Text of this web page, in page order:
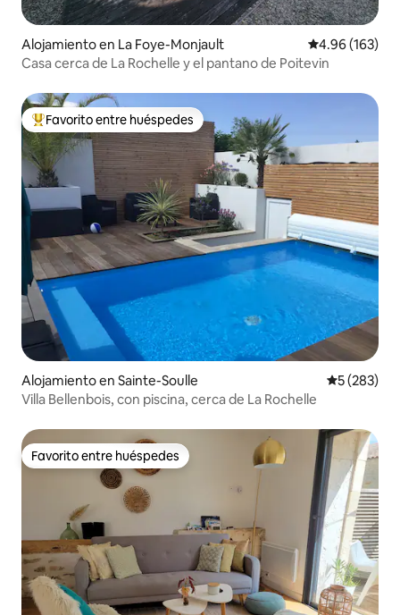
Alojamiento en La Foye-Monjault Calificación
4.96 (163)
Casa cerca de La Rochelle y el pantano de Poitevin
Favorito entre huéspedes preferido
Favorito entre huéspedes
Alojamiento en Sainte-Soulle
5 (283)
Villa Bellenbois, con piscina, cerca de La Rochelle
Favorito entre huéspedes
Favorito entre huéspedes